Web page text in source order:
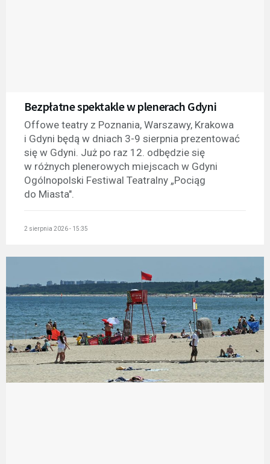
Bezpłatne spektakle w plenerach Gdyni
Offowe teatry z Poznania, Warszawy, Krakowa
i Gdyni będą w dniach 3-9 sierpnia prezentować
się w Gdyni. Już po raz 12. odbędzie się
w różnych plenerowych miejscach w Gdyni
Ogólnopolski Festiwal Teatralny „Pociąg
do Miasta".
2 sierpnia 2026 - 15:35